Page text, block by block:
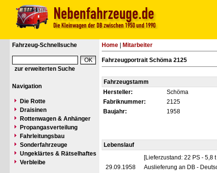
Fahrzeug-Schnellsuche
zur erweiterten Suche
Navigation
Die Rotte
Draisinen
Rottenwagen & Anhänger
Propangasverteilung
Fahrleitungsbau
Sonderfahrzeuge
Ungeklärtes & Rätselhaftes
Verbleibe
Home Mitarbeiter
Fahrzeugportrait Schöma 2125
Fahrzeugstamm
Hersteller:
Schöma
Fabriknummer:
2125
Baujahr:
1958
Lebenslauf
[Lieferzustand: 22 PS - 5,8
29.09.1958
Auslieferung an DB -